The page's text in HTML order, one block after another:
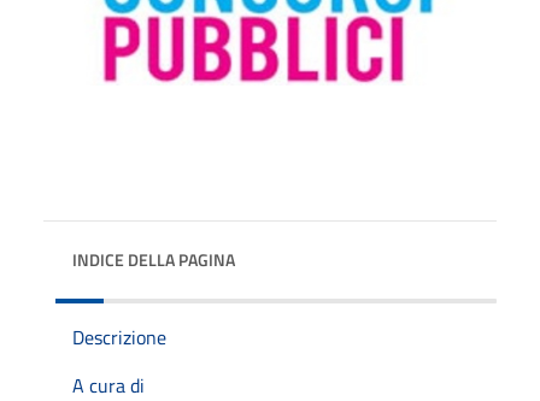
INDICE DELLA PAGINA
Descrizione
A cura di